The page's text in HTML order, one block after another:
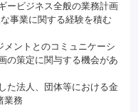
ービジネス全般の業務計画
事業に関する経験を積む
メントとのコミュニケーシ
の策定に関与する機会があ
た法人、団体等における金
業務